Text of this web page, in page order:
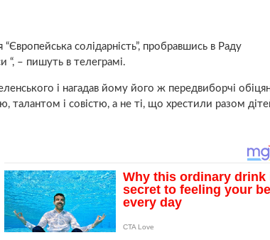
солідарність”, пробравшись в Раду
“, – пишуть в телеграмі.
і нагадав йому його ж передвиборчі
талантом і совістю, а не ті, що хрестили разом